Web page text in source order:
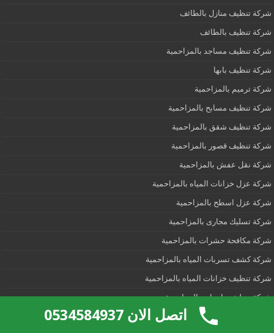
شركة تنظيف منازل بالطائف
شركة تنظيف بالطائف
شركة تنظيف مساجد بالمزاحمية
شركة تنظيف بابها
شركة ترميم بالمزاحمية
شركة تنظيف مسابح بالمزاحمية
شركة تنظيف شقق بالمزاحمية
شركة تنظيف قصور بالمزاحمية
شركة نقل عفش بالمزاحمية
شركة عزل خزانات المياه بالمزاحمية
شركة عزل اسطح بالمزاحمية
شركة تسليك مجارى بالمزاحمية
شركة مكافحة حشرات بالمزاحمية
شركة كشف تسربات المياه بالمزاحمية
شركة تنظيف خزانات المياه بالمزاحمية
شركة تنظيف واجهات بالمزاحمية
شركة تنظيف مجالس بالمزاحميةاتصل الان 0534584937